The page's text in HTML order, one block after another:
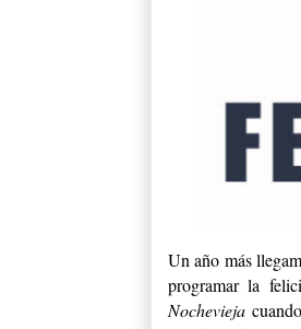
Un año más
programar la
Nochevieja